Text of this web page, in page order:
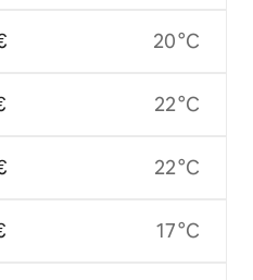
20 °C
22 °C
22 °C
17 °C